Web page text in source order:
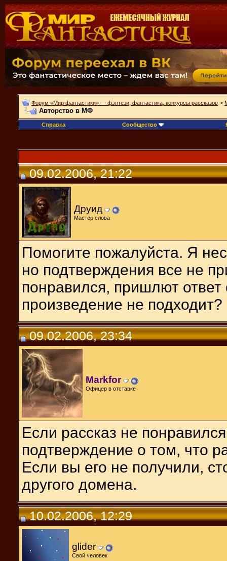
Форум «Мир фантастики» — фэнтези, фантастика, конкурсы рассказов >
Авторство в МФ
Справка Сообщество
09.02.2006, 21:22
Друид
Мастер слова
Помогите пожалуйста. Я
но подтверждения все не
понравился, пришлют
произведение не подходит?
09.02.2006, 23:34
Markfor
Офицер в отставке
Если рассказ не
подтверждение о том, что
Если вы его не получили,
другого домена.
10.02.2006, 12:29
glider
Свой человек